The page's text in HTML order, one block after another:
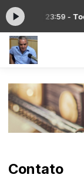
00:00 às 23:59 -
Contato